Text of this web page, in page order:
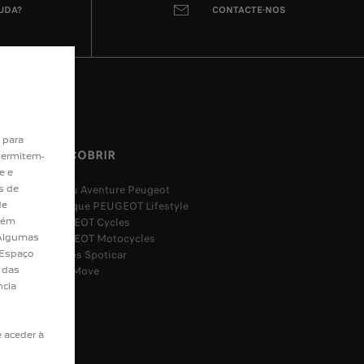
HÍBRIDA PLUG-IN
Saiba mais
CONTACTE-NOS
DESCOBRIR
Museu Aventure Peugeot
Boutique PEUGEOT Lifestyle
PEUGEOT Cycles
PEUGEOT Motocycles
Usados Spoticar
Free2Move
para
e
de
aceder à